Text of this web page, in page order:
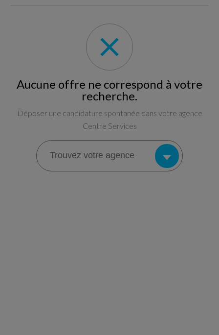
Aucune offre ne correspond à votre
recherche.
Déposer une candidature spontanée dans votre agence
Centre Services